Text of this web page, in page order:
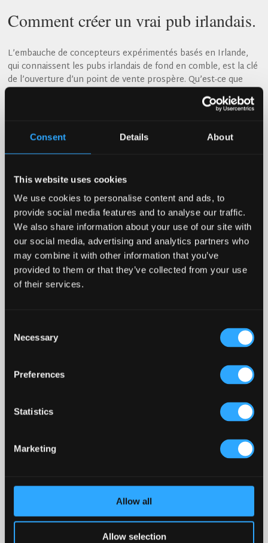
Consent Details About
This website uses cookies
We use cookies to personalise content and ads, to
provide social media features and to analyse our traffic.
We also share information about your use of our site with
our social media, advertising and analytics partners who
may combine it with other information that you’ve
provided to them or that they’ve collected from your use
of their services.
Selection
Necessary
Preferences
Statistics
Marketing
Allow all
Allow selection
Comment créer un vrai pub irlandais.
L’embauche de concepteurs expérimentés basés en Irlande,
qui connaissent les pubs irlandais de fond en comble, est la clé
de l’ouverture d’un point de vente prospère. Qu’est-ce que
l’Irish Pub Company apporte à la table ?
Ayant créé notre premier pub irlandais en 1979, nous nous
des pays du monde entier, nous apportons :
Une équipe de conception et de fabrication primée
opérateurs
Un processus transparent du début à la fin
La tranquillité d’esprit
Nous sommes les meilleurs dans le secteur et nous élevons la
barre en matière de création de pubs irlandais dans le monde
entier.